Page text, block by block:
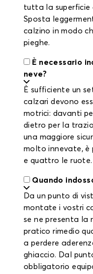
tutta la superficie
Sposta
calzino in modo
pieghe.
È necessario
neve?
È sufficiente un
calzari devono
motrici: davanti
dietro per la
una maggiore
molto innevate, è
e quattro le ruote.
Quando
Da un punto di
montate i vostri
se ne presenta la
pratico rimedio
a perdere
ghiaccio. Dal
obbligatorio